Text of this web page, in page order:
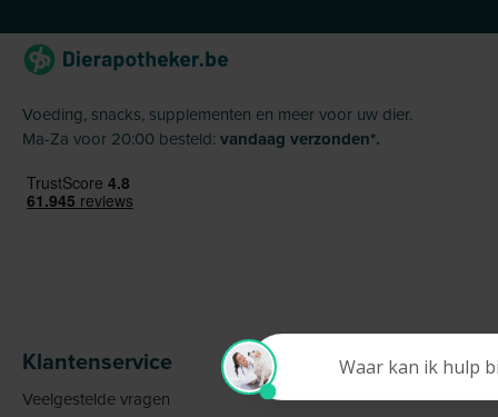
Voeding, snacks, supplementen en meer voor uw dier.
Ma-Za voor 20:00 besteld: vandaag verzonden*.
Klantenservice
Veelgestelde vragen